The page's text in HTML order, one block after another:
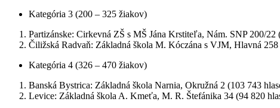
Kategória 3 (200 – 325 žiakov)
Partizánske: Cirkevná ZŠ s MŠ Jána Krstiteľa, Nám. SNP 200/22
Čiližská Radvaň: Základná škola M. Kóczána s VJM, Hlavná
Kategória 4 (326 – 470 žiakov)
Banská Bystrica: Základná škola Narnia, Okružná 2 (103 743
Levice: Základná škola A. Kmeťa, M. R. Štefánika 34 (94 820